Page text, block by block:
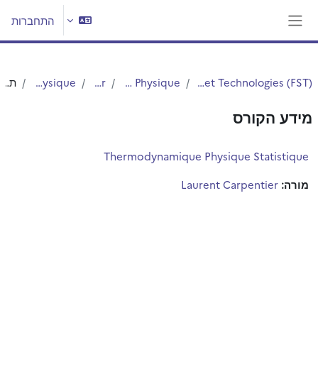
התחברות
Faculté des Sciences et Technologies (FST)
Département Physique
Master
Master 1 Physique תקציר
מידע הקורס
Thermodynamique Physique Statistique
מורה: Laurent Carpentier